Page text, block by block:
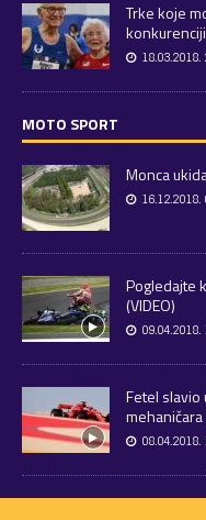
Trke koje
18.03.2018.
MOTO SPORT
Monca
16.12.2018.
Pogledajte
(VIDEO)
09.04.2018.
Fetel slavio
mehaničara
08.04.2018.